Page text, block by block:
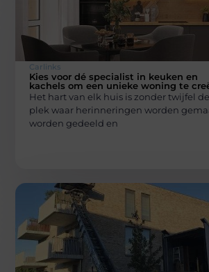
Carlinks
Kies voor dé specialist in keuken en
kachels om een unieke woning te
Het hart van elk huis is zonder twijfel
plek waar herinneringen worden
worden gedeeld en